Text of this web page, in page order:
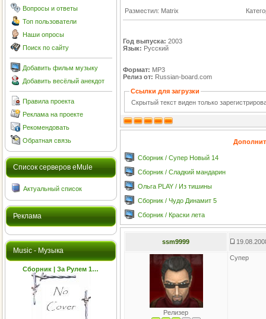
Вопросы и ответы
Топ пользователи
Наши опросы
Поиск по сайту
Добавить фильм музыку
Добавить весёлый анекдот
Правила проекта
Реклама на проекте
Рекомендовать
Обратная связь
Cписок серверов eMule
Актуальный список
Реклама
Music - Музыка
Сборник | За Рулем 1…
Разместил: Matrix
Год выпуска: 2003
Язык: Русский
Формат: MP3
Релиз от: Russian-board.com
Ссылки для загрузки
Скрытый текст виден только
Сборник / Супер Новый 14
Сборник / Сладкий мандарин
Ольга PLAY / Из тишины
Сборник / Чудо Динамит 5
Сборник / Краски лета
ssm9999
Релизер
Супер